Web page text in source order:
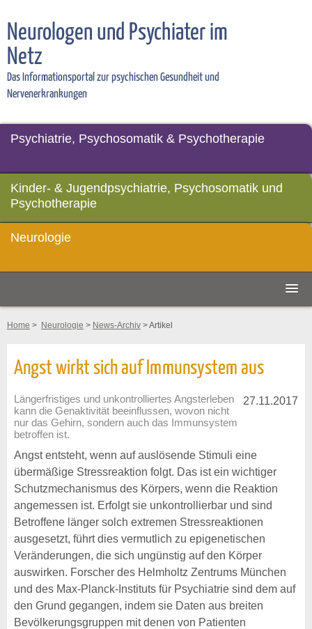
Neurologen und Psychiater im
Netz
Das Informationsportal zur psychischen Gesundheit und
Nervenerkrankungen
Psychiatrie, Psychosomatik & Psychotherapie
Kinder- & Jugendpsychiatrie, Psychosomatik und
Psychotherapie
Neurologie
Home > Neurologie > News-Archiv > Artikel
Angst wirkt sich auf Immunsystem aus
27.11.2017
Längerfristiges und unkontrolliertes Angsterleben
kann die Genaktivität beeinflussen, wovon nicht
nur das Gehirn, sondern auch das Immunsystem
betroffen ist.
Angst entsteht, wenn auf auslösende Stimuli eine
übermäßige Stressreaktion folgt. Das ist ein wichtiger
Schutzmechanismus des Körpers, wenn die Reaktion
angemessen ist. Erfolgt sie unkontrollierbar und sind
Betroffene länger solch extremen Stressreaktionen
ausgesetzt, führt dies vermutlich zu epigenetischen
Veränderungen, die sich ungünstig auf den Körper
auswirken. Forscher des Helmholtz Zentrums München
und des Max-Planck-Instituts für Psychiatrie sind dem auf
den Grund gegangen, indem sie Daten aus breiten
Bevölkerungsgruppen mit denen von Patienten